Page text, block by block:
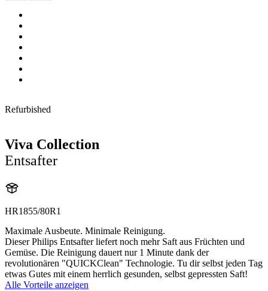
Refurbished
Viva Collection
Entsafter
HR1855/80R1
Maximale Ausbeute. Minimale Reinigung.
Dieser Philips Entsafter liefert noch mehr Saft aus Früchten und
Gemüse. Die Reinigung dauert nur 1 Minute dank der
revolutionären "QUICKClean" Technologie. Tu dir selbst jeden Tag
etwas Gutes mit einem herrlich gesunden, selbst gepressten Saft!
Alle Vorteile anzeigen